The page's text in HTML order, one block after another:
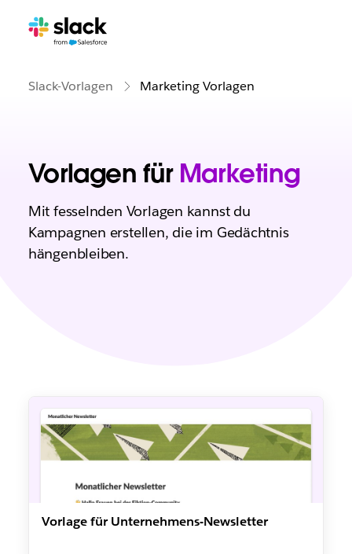
Slack-Vorlagen Marketing Vorlagen
Vorlagen für Marketing
Mit fesselnden Vorlagen kannst du
Kampagnen erstellen, die im Gedächtnis
hängenbleiben.
Vorlage für Unternehmens-Newsletter